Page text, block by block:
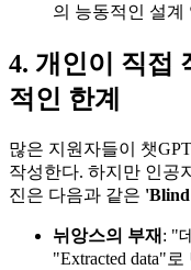
의 능동적인 설계
4. 개인이 직접
적인 한계
많은 지원자들이 챗
작성한다. 하지만 인공
진은 다음과 같은
뉘앙스의 부재 : "
"Extracted data"